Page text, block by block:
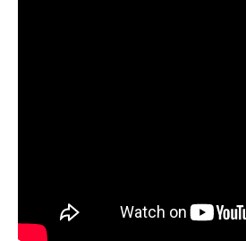
マーケ×ITの今がよく分かる